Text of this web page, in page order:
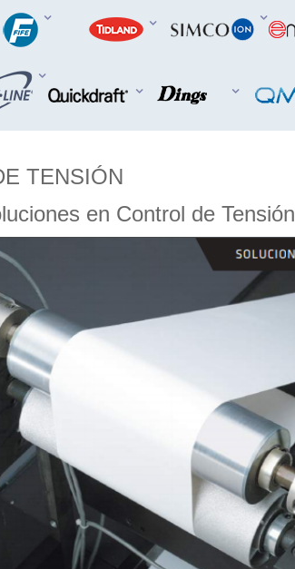
TENSIÓN
en Control de Tensión